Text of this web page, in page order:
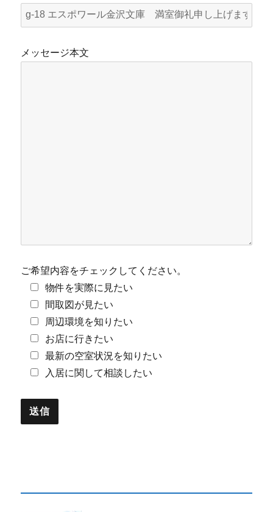
メッセージ本文
ご希望内容をチェックしてください。
物件を実際に見たい
間取図が見たい
周辺環境を知りたい
お店に行きたい
最新の空室状況を知りたい
入居に関して相談したい